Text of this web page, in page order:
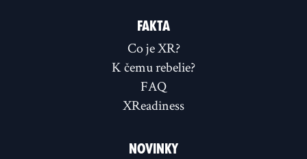
FAKTA
Co je XR?
K čemu rebelie?
FAQ
XReadiness
NOVINKY